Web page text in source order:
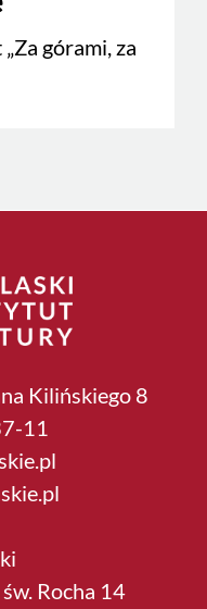
górami, za
Kilińskiego 8
11
Rocha 14